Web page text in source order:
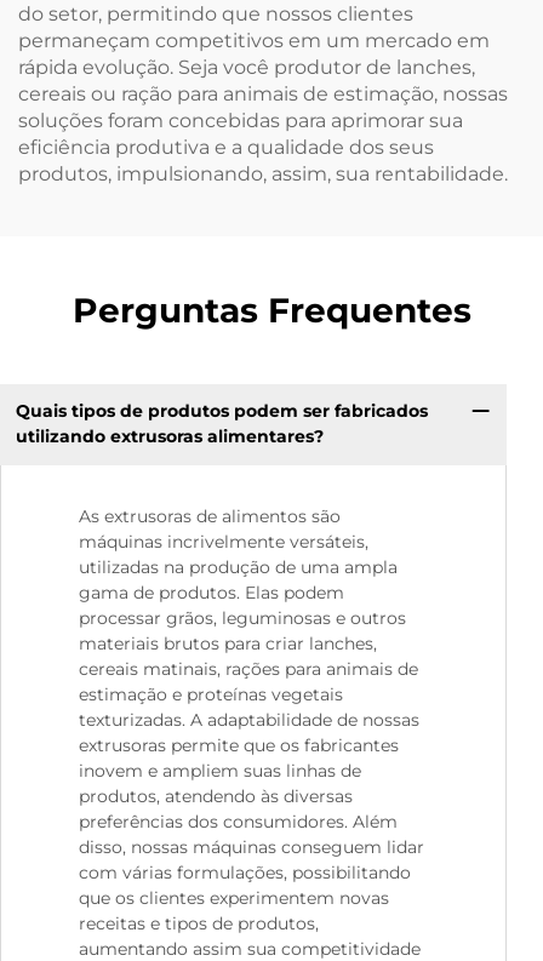
do setor, permitindo que nossos clientes
permaneçam competitivos em um mercado em
rápida evolução. Seja você produtor de lanches,
cereais ou ração para animais de estimação, nossas
soluções foram concebidas para aprimorar sua
eficiência produtiva e a qualidade dos seus
produtos, impulsionando, assim, sua rentabilidade.
Perguntas Frequentes
Quais tipos de produtos podem ser fabricados
utilizando extrusoras alimentares?
As extrusoras de alimentos são
máquinas incrivelmente versáteis,
utilizadas na produção de uma ampla
gama de produtos. Elas podem
processar grãos, leguminosas e outros
materiais brutos para criar lanches,
cereais matinais, rações para animais de
estimação e proteínas vegetais
texturizadas. A adaptabilidade de nossas
extrusoras permite que os fabricantes
inovem e ampliem suas linhas de
produtos, atendendo às diversas
preferências dos consumidores. Além
disso, nossas máquinas conseguem lidar
com várias formulações, possibilitando
que os clientes experimentem novas
receitas e tipos de produtos,
aumentando assim sua competitividade